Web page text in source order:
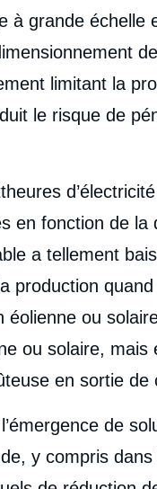
à grande échelle
limitant la
le risque de
en fonction de la
a tellement
production
éolienne ou
ou solaire,
en sortie de
de
y compris